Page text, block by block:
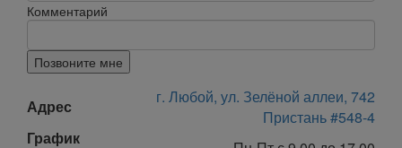
Комментарий
Позвоните мне
Адрес
г. Любой, ул. Зелёной аллеи, 742
Пристань #548-4
График